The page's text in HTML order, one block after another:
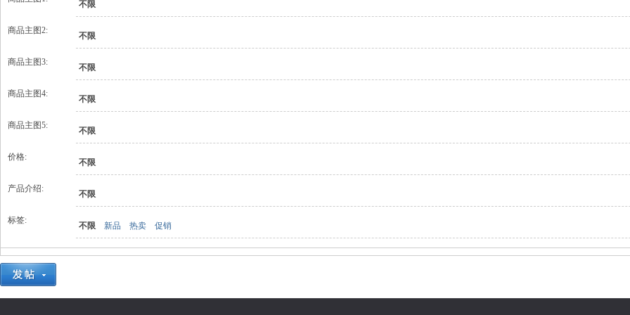
不限
商品主图2:
不限
商品主图3:
不限
商品主图4:
不限
商品主图5:
不限
价格:
不限
产品介绍:
不限
标签:
不限 新品 热卖 促销